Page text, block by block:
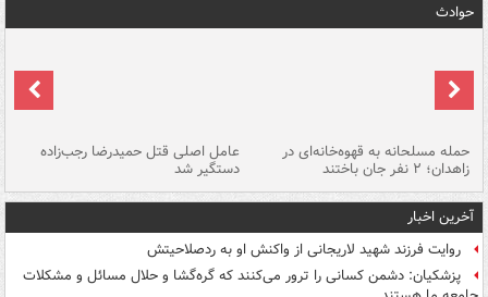
حوادث
حمله مسلحانه به قهوه‌خانه‌ای در
زاهدان؛ ۲ نفر جان باختند
عامل اصلی قتل حمیدرضا رجب‌زاده
دستگیر شد
آخرین اخبار
روایت فرزند شهید لاریجانی از واکنش او به ردصلاحیتش
پزشکیان: دشمن کسانی را ترور می‌کنند که گره‌گشا و حلال مسائل و مشکلات